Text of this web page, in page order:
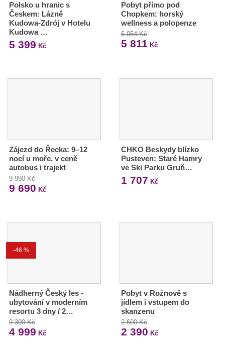
Polsko u hranic s
Českem: Lázně
Kudowa-Zdrój v Hotelu
Kudowa …
5 399 Kč
Pobyt přímo pod
Chopkem: horský
wellness a polopenze
6 054 Kč
5 811 Kč
Zájezd do Řecka: 9–12
nocí u moře, v ceně
autobus i trajekt
9 990 Kč
9 690 Kč
CHKO Beskydy blízko
Pusteven: Staré Hamry
ve Ski Parku Gruň…
1 707 Kč
-46 %
Nádherný Český les -
ubytování v moderním
resortu 3 dny / 2…
9 300 Kč
4 999 Kč
Pobyt v Rožnově s
jídlem i vstupem do
skanzenu
2 600 Kč
2 390 Kč